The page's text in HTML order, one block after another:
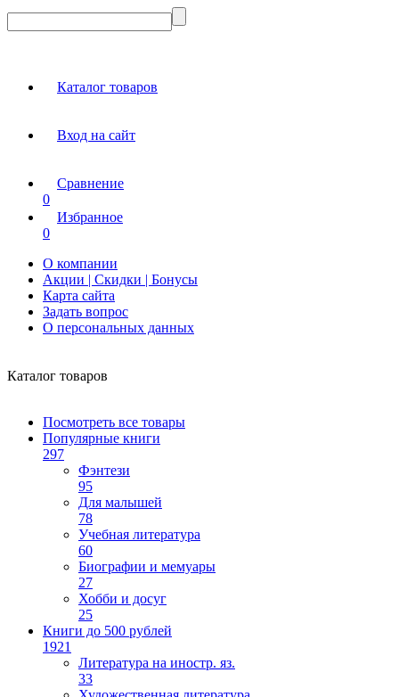
Каталог товаров
Вход на сайт
Сравнение
0
Избранное
0
О компании
Акции | Скидки | Бонусы
Карта сайта
Задать вопрос
О персональных данных
Каталог товаров
Посмотреть все товары
Популярные книги
297
Фэнтези
95
Для малышей
78
Учебная литература
60
Биографии и мемуары
27
Хобби и досуг
25
Книги до 500 рублей
1921
Литература на иностр. яз.
33